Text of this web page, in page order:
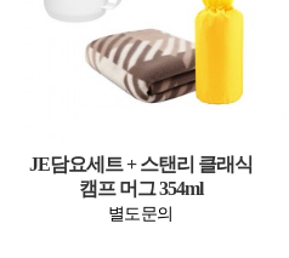
JE담요세트 + 스탠리 클래식
캠프 머그 354ml
별도문의